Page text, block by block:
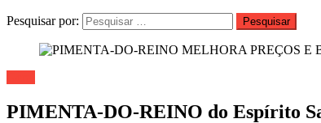
Pesquisar por:
PIMENTA-DO-REINO do Espírito